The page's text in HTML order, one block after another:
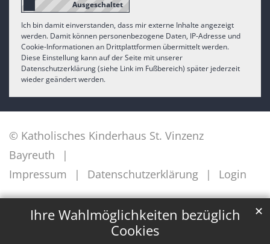
Ihre Wahlmöglichkeiten bezüglich
Cookies
✕
Ich bin damit einverstanden, dass mir externe Inhalte angezeigt
werden. Damit können personenbezogene Daten, IP-Adresse und
Cookie-Informationen an Drittplattformen übermittelt werden.
Diese Einstellung kann auf der Seite mit unserer
Datenschutzerklärung (siehe Link im Fußbereich) später jederzeit
wieder geändert werden.
© Katholisches Kinderhaus St. Vinzenz
Bayreuth
Impressum
Datenschutzerklärung Login